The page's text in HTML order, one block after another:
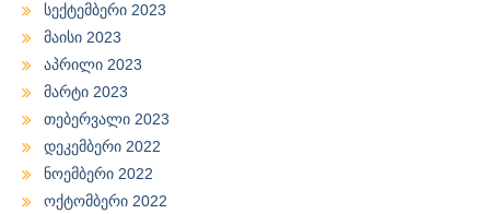
სექტემბერი 2023
მაისი 2023
აპრილი 2023
მარტი 2023
თებერვალი 2023
დეკემბერი 2022
ნოემბერი 2022
ოქტომბერი 2022